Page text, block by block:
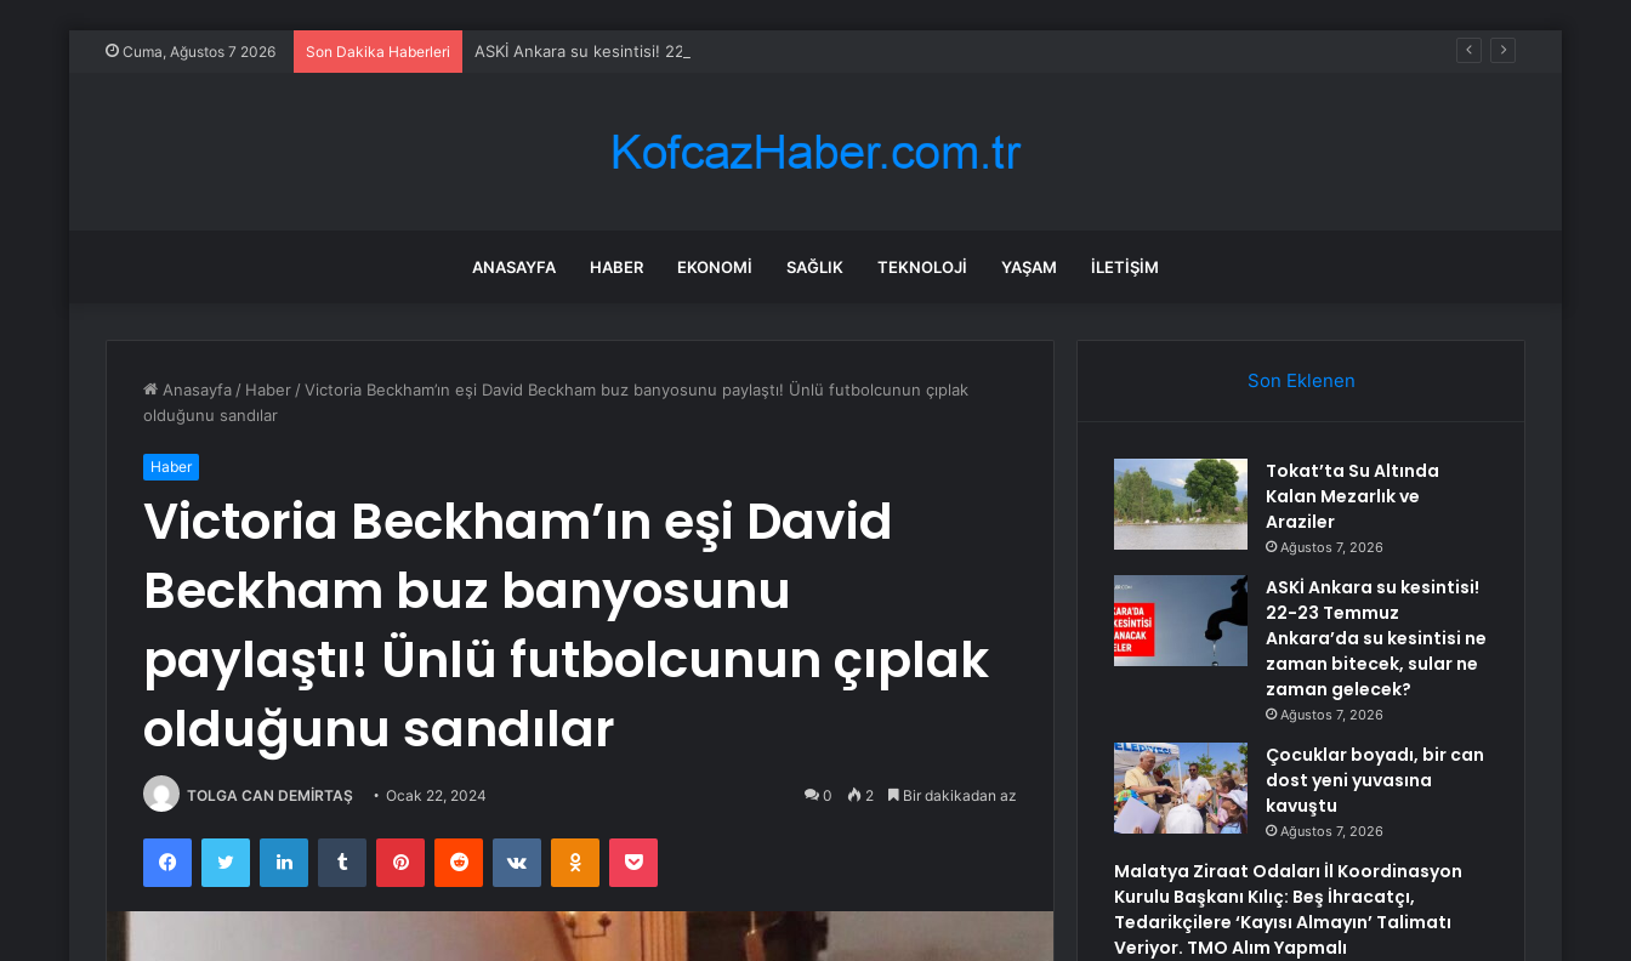
Cuma, Ağustos 7 2026 Son Dakika Haberleri ASKİ Ankara su kesintisi! 22-23 Temmuz Ankara’da su kesintisi ne zaman bitecek, sular ne zaman gelecek?
ANASAYFA HABER EKONOMI SAĞLIK TEKNOLOJI YAŞAM İLETIŞIM
Anasayfa / Haber /Victoria Beckham’ın eşi David Beckham buz banyosunu paylaştı! Ünlü futbolcunun çıplak
olduğunu sandılar
Haber
Victoria Beckham’ın eşi David
Beckham buz banyosunu
paylaştı! Ünlü futbolcunun çıplak
olduğunu sandılar
TOLGA CAN DEMİRTAŞ Ocak 22, 2024 0 2 Bir dakikadan az
FacebookTwitter LinkedInTumblr PinterestReddit VKontakteOdnoklassniki
Pocket
Son Eklenen
Tokat’ta Su Altında
Kalan Mezarlık ve
Araziler
Ağustos 7, 2026
ASKİ Ankara su kesintisi!
22-23 Temmuz
Ankara’da su kesintisi ne
zaman bitecek, sular ne
zaman gelecek?
Ağustos 7, 2026
Çocuklar boyadı, bir can
dost yeni yuvasına
kavuştu
Ağustos 7, 2026
Malatya Ziraat Odaları İl Koordinasyon
Kurulu Başkanı Kılıç: Beş İhracatçı,
Tedarikçilere ‘Kayısı Almayın’ Talimatı
Veriyor. TMO Alım Yapmalı